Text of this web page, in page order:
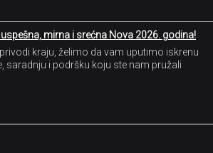
mirna i srećna Nova 2026. godina!
kraju, želimo da vam uputimo iskrenu
saradnju i podršku koju ste nam pružali